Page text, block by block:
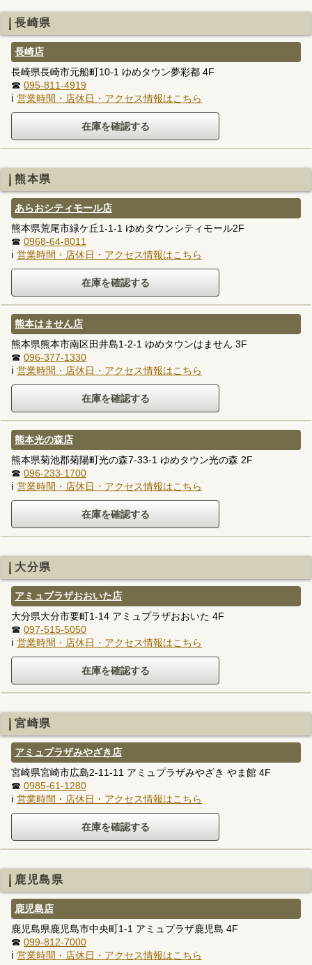
長崎県
長崎店
長崎県長崎市元船町10-1 ゆめタウン夢彩都 4F
☎ 095-811-4919
ℹ 営業時間・店休日・アクセス情報はこちら
熊本県
あらおシティモール店
熊本県荒尾市緑ケ丘1-1-1 ゆめタウンシティモール2F
☎ 0968-64-8011
ℹ 営業時間・店休日・アクセス情報はこちら
熊本はません店
熊本県熊本市南区田井島1-2-1 ゆめタウンはません 3F
☎ 096-377-1330
ℹ 営業時間・店休日・アクセス情報はこちら
熊本光の森店
熊本県菊池郡菊陽町光の森7-33-1 ゆめタウン光の森 2F
☎ 096-233-1700
ℹ 営業時間・店休日・アクセス情報はこちら
大分県
アミュプラザおおいた店
大分県大分市要町1-14 アミュプラザおおいた 4F
☎ 097-515-5050
ℹ 営業時間・店休日・アクセス情報はこちら
宮崎県
アミュプラザみやざき店
宮崎県宮崎市広島2-11-11 アミュプラザみやざき やま館 4F
☎ 0985-61-1280
ℹ 営業時間・店休日・アクセス情報はこちら
鹿児島県
鹿児島店
鹿児島県鹿児島市中央町1-1 アミュプラザ鹿児島 4F
☎ 099-812-7000
ℹ 営業時間・店休日・アクセス情報はこちら